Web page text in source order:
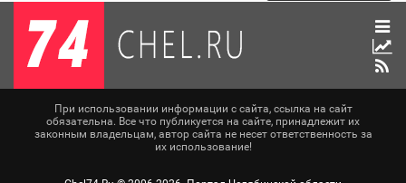
При использовании информации с сайта, ссылка на сайт
обязательна. Все что публикуется на сайте, принадлежит их
законным владельцам, автор сайта не несет ответственность за
их использование!